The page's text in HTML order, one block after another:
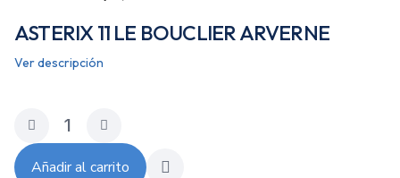
ASTERIX 11 LE BOUCLIER ARVERNE
Ver descripción
Añadir al carrito